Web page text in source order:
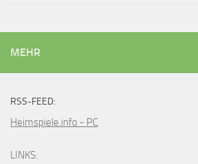
MEHR
RSS-FEED:
Heimspiele.info - PC
LINKS: